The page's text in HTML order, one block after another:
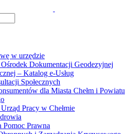
w urzędzie
Dokumentacji Geodezyjnej
– Katalog e-Usług
Społecznych
dla Miasta Chełm i Powiatu
Pracy w Chełmie
Pomoc Prawna